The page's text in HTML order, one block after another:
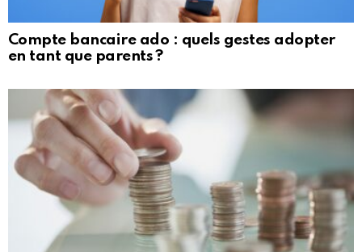
Compte bancaire ado : quels gestes adopter
en tant que parents ?